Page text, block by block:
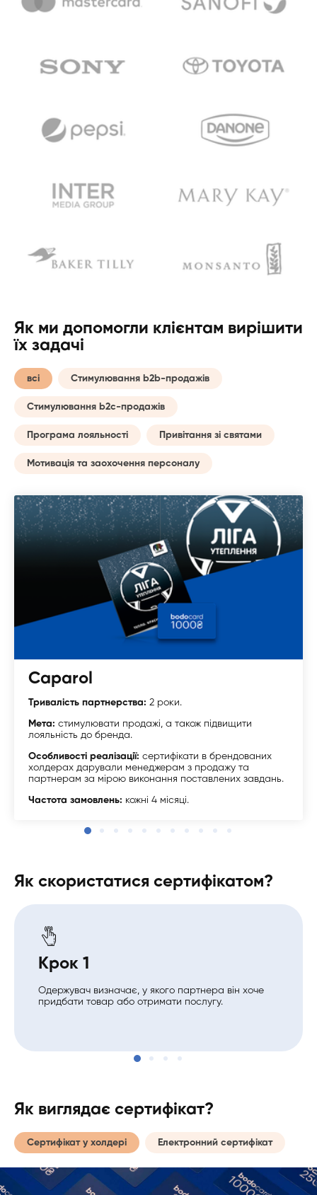
Як ми допомогли клієнтам вирішити
їх задачі
всі Стимулювання b2b-продажів
Стимулювання b2c-продажів
Програма лояльності Привітання зі святами
Мотивація та заохочення персоналу
Caparol
Тривалість партнерства: 2 роки.
Мета: стимулювати продажі, а також підвищити
лояльність до бренда.
Особливості реалізації: сертифікати в брендованих
холдерах дарували менеджерам з продажу та
партнерам за мірою виконання поставлених завдань.
Частота замовлень: кожні 4 місяці.
Як скористатися сертифікатом?
Крок 1
Одержувач визначає, у якого партнера він хоче
придбати товар або отримати послугу.
Як виглядає сертифікат?
Сертифікат у холдері Електронний сертифікат